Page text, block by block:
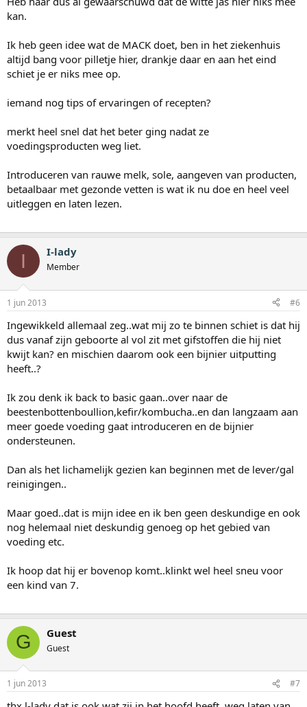
kan.
Ik heb geen idee wat de MACK doet, ben in het ziekenhuis
altijd bang voor pilletje hier, drankje daar en aan het eind
schiet je er niks mee op.
iemand nog tips of ervaringen of recepten?
merkt heel snel dat het beter ging nadat ze
voedingsproducten weg liet.
Introduceren van rauwe melk, sole, aangeven van producten,
betaalbaar met gezonde vetten is wat ik nu doe en heel veel
uitleggen en laten lezen.
I I-lady
Member
1 jun 2013 #6
Ingewikkeld allemaal zeg..wat mij zo te binnen schiet is dat hij
dus vanaf zijn geboorte al vol zit met gifstoffen die hij niet
kwijt kan? en mischien daarom ook een bijnier uitputting
heeft..?
Ik zou denk ik back to basic gaan..over naar de
beestenbottenboullion,kefir/kombucha..en dan langzaam aan
meer goede voeding gaat introduceren en de bijnier
ondersteunen.
Dan als het lichamelijk gezien kan beginnen met de lever/gal
reinigingen..
Maar goed..dat is mijn idee en ik ben geen deskundige en ook
nog helemaal niet deskundig genoeg op het gebied van
voeding etc.
Ik hoop dat hij er bovenop komt..klinkt wel heel sneu voor
een kind van 7.
G Guest
Guest
1 jun 2013 #7